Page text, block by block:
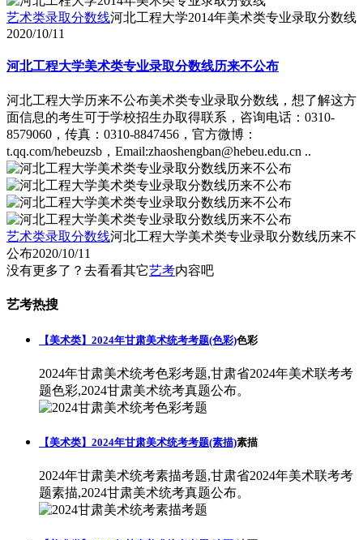
艺术类录取分数线河北工程大学2014年美术类专业录取分数线
2020/10/11
河北工程大学美术类专业录取分数线历来不公布
河北工程大学历来不公布美术类专业录取分数线，想了解这方
面信息的考生可于学校招生办取得联系，咨询电话：0310-
8579060，传真：0310-8847456，官方微博：
t.qq.com/hebeuzsb，Email:zhaoshengban@hebeu.edu.cn ..
艺术类录取分数线河北工程大学美术类专业录取分数线历来不
公布2020/10/11
没有更多了？去看看其它艺考内容吧
艺考热搜
【美术类】2024年甘肃美术统考考题(色彩)色彩
2024年甘肃美术统考色彩考题,甘肃省2024年美术联考考
题色彩,2024甘肃美术统考真题公布。
【美术类】2024年甘肃美术统考考题(素描)素描
2024年甘肃美术统考素描考题,甘肃省2024年美术联考考
题素描,2024甘肃美术统考真题公布。